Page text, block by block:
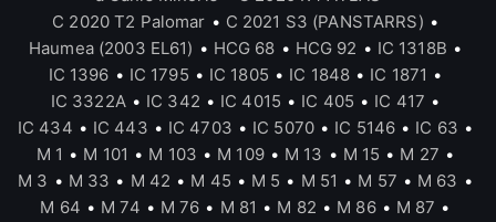
C 2020 T2 Palomar • C 2021 S3 (PANSTARRS) •
Haumea (2003 EL61) • HCG 68 • HCG 92 • IC 1318B •
IC 1396 • IC 1795 • IC 1805 • IC 1848 • IC 1871 •
IC 3322A • IC 342 • IC 4015 • IC 405 • IC 417 •
IC 434 • IC 443 • IC 4703 • IC 5070 • IC 5146 • IC 63 •
M 1 • M 101 • M 103 • M 109 • M 13 • M 15 • M 27 •
M 3 • M 33 • M 42 • M 45 • M 5 • M 51 • M 57 • M 63 •
M 64 • M 74 • M 76 • M 81 • M 82 • M 86 • M 87 •